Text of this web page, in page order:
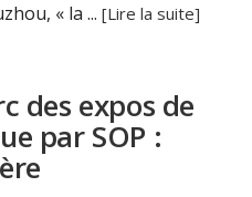
« la ...[Lire la suite]
des expos de
par SOP :